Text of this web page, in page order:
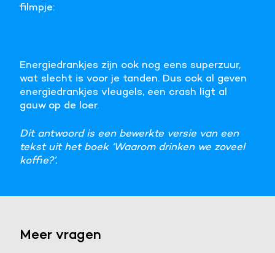
filmpje:
Energiedrankjes zijn ook nog eens superzuur,
wat slecht is voor je tanden. Dus ook al geven
energiedrankjes vleugels, een crash ligt al
gauw op de loer.
Dit antwoord is een bewerkte versie van een
tekst uit het boek ‘Waarom drinken we zoveel
koffie?’.
Meer vragen